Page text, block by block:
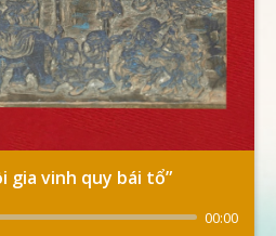
gia vinh quy bái tổ”
00:00